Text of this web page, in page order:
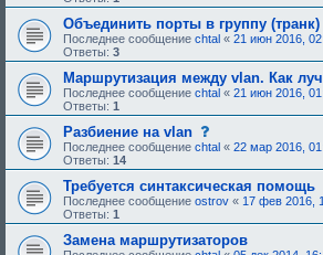
е
е
о
б
и
Объединить порты в группу
Последнее сообщение chtal « 21 июн 2016,
Ответы: 3
Маршрутизация между vlan. Как
Последнее сообщение chtal « 21 июн 2016,
Ответы: 1
Разбиение на vlan
о
о
б
щ
е
н
и
е
,
Последнее сообщение chtal « 22 мар 2016,
Ответы: 14
Требуется синтаксическая помощь
Последнее сообщение ostrov « 17 фев 2016,
Ответы: 1
Замена маршрутизаторов